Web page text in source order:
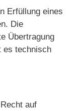
Erfüllung eines
Die
Übertragung
es technisch
auf